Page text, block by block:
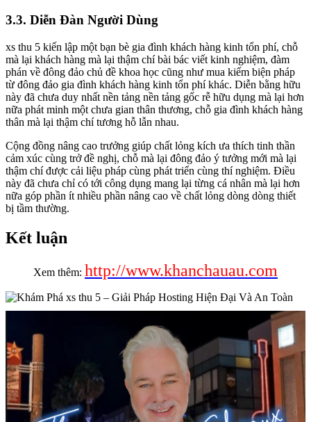
3.3. Diễn Đàn Người Dùng
xs thu 5 kiến lập một bạn bè gia đình khách hàng kinh tổn phí, chỗ
mà lại khách hàng mà lại thậm chí bài bác viết kinh nghiệm, đàm
phán về đông đảo chủ đề khoa học cũng như mua kiếm biện pháp
từ đông đảo gia đình khách hàng kinh tổn phí khác. Diễn bằng hữu
này đã chưa duy nhất nền tảng nền tảng gốc rễ hữu dụng mà lại hơn
nữa phát minh một chưa gian thân thương, chỗ gia đình khách hàng
thân mà lại thậm chí tương hỗ lẫn nhau.
Cộng đồng nâng cao trưởng giúp chất lỏng kích ưa thích tinh thần
cảm xúc cùng trở đề nghị, chỗ mà lại đông đảo ý tưởng mới mà lại
thậm chí được cải liệu pháp cùng phát triển cùng thí nghiệm. Điều
này đã chưa chỉ có tới công dụng mang lại từng cá nhân mà lại hơn
nữa góp phần ít nhiều phần nâng cao về chất lỏng dòng dòng thiết
bị tầm thường.
Kết luận
Xem thêm: http://www.khanchauau.com